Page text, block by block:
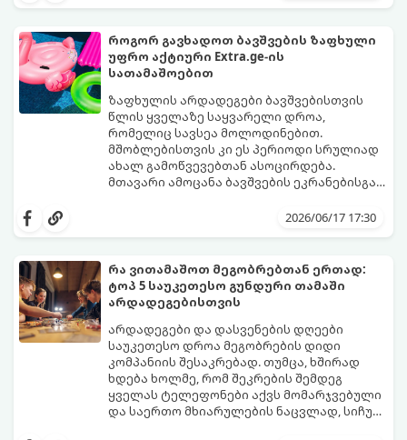
თქვენთვის ცხოვრების ამ ეტაპზე.
როგორ გავხადოთ ბავშვების ზაფხული
უფრო აქტიური Extra.ge-ის
სათამაშოებით
ზაფხულის არდადეგები ბავშვებისთვის
წლის ყველაზე საყვარელი დროა,
რომელიც სავსეა მოლოდინებით.
მშობლებისთვის კი ეს პერიოდი სრულიად
ახალ გამოწვევებთან ასოცირდება.
მთავარი ამოცანა ბავშვების ეკრანებისგან
მიმართვაა. მნიშვნელოვანია მათთვის
ჯანსაღი რუტინა დასვენების დღეებშიც
აუცილებელია.
მარკეტფლეისი საქართველოში,
დაგეხმარებათ. აქ ყველა ასაკისა და
ინტერესის მქონე ბავშვისთვის მოიძებნება
იდეალური გასართობი საშუალება.
2026/06/17 17:30
რა ვითამაშოთ მეგობრებთან ერთად:
ტოპ 5 საუკეთესო გუნდური თამაში
არდადეგებისთვის
არდადეგები და დასვენების დღეები
საუკეთესო დროა მეგობრების დიდი
კომპანიის შესაკრებად. თუმცა, ხშირად
ხდება ხოლმე, რომ შეკრების შემდეგ
ყველას ტელეფონები აქვს მომარჯვებული
და საერთო მხიარულების ნაცვლად, სიჩუმე